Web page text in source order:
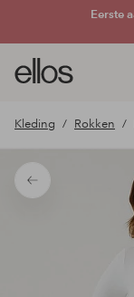
Eerste
Ellos
logo
ga
de
voorpagina
Kleding Rokken
Terug